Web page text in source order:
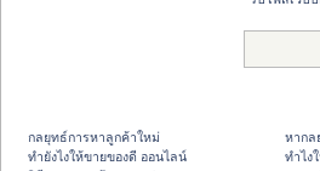
กลยุทธ์การหาลูกค้าใหม่
ทํายังไงให้ขายของดี ออนไลน์
หากล
ทําไง